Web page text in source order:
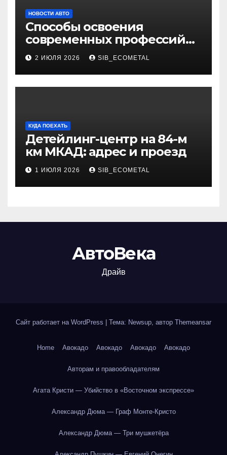
НОВОСТИ АВТО
Способы освоения
современных профессий
через онлайн-курсы
2 ИЮЛЯ 2026 SIB_ECOMETAL
КУДА ПОЕХАТЬ
Детейлинг-центр на 84-м
км МКАД: адрес и проезд
1 ИЮЛЯ 2026 SIB_ECOMETAL
АвтоВека
Драйв
Сайт работает на WordPress Тема: Newsup, автор Themeansar
Home Авокадо Авокадо Авокадо Авокадо
Авторам и правообладателям
Агата Кристи — Убийство в «Восточном экспрессе»
Александр Дюма — Граф Монте-Кристо
Александр Дюма — Три мушкетёра